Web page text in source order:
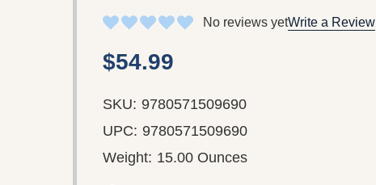
No reviews yetWrite a Review
$54.99
SKU: 9780571509690
UPC: 9780571509690
Weight: 15.00 Ounces